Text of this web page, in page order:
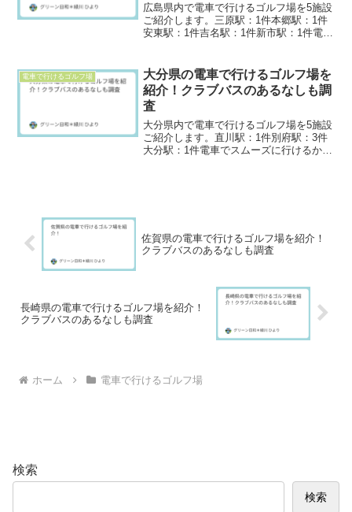
広島県内で電車で行けるゴルフ場を5施設
ご紹介します。三原駅：1件本郷駅：1件
安東駅：1件吉名駅：1件新市駅：1件電車
確認してみてくださいね。このページが
とても探しやすい...
電車で行けるゴルフ場
大分県の電車で行けるゴルフ場を
紹介！クラブバスのあるなしも調
査
大分県内で電車で行けるゴルフ場を5施設
ご紹介します。直川駅：1件別府駅：3件
大分駅：1件電車でスムーズに行けるかど
佐賀県の電車で行けるゴルフ場を紹介！
クラブバスのあるなしも調査
長崎県の電車で行けるゴルフ場を紹介！
クラブバスのあるなしも調査
ホーム 電車で行けるゴルフ場
検索
検索